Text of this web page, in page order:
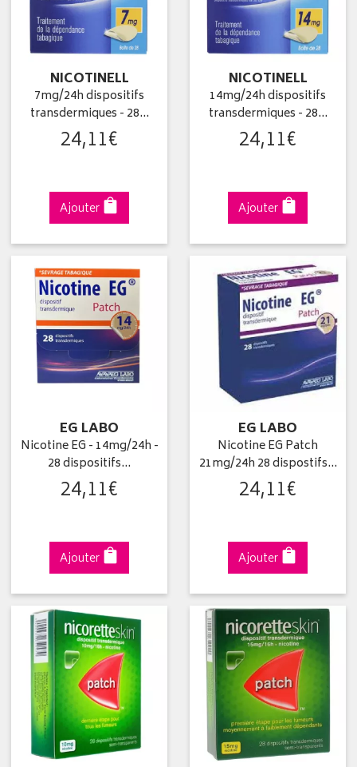
NICOTINELL
7mg/24h dispositifs
transdermiques - 28…
24,11€
Ajouter
NICOTINELL
14mg/24h dispositifs
transdermiques - 28…
24,11€
Ajouter
EG LABO
Nicotine EG - 14mg/24h -
28 dispositifs…
24,11€
Ajouter
EG LABO
Nicotine EG Patch
21mg/24h 28 dispostifs…
24,11€
Ajouter